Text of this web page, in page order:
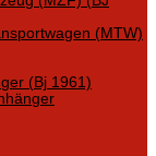
(MTW)
(Bj 1961)